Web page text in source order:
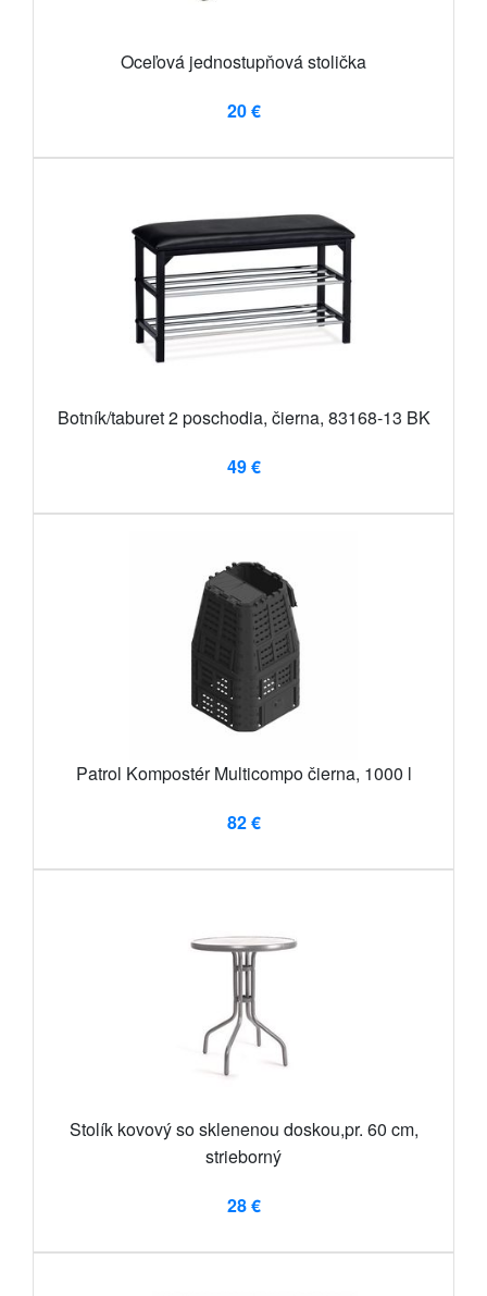
Oceľová jednostupňová stolička
20 €
Botník/taburet 2 poschodia, čierna, 83168-13 BK
49 €
Patrol Kompostér Multicompo čierna, 1000 l​
82 €
Stolík kovový so sklenenou doskou,pr. 60 cm,
strieborný
28 €